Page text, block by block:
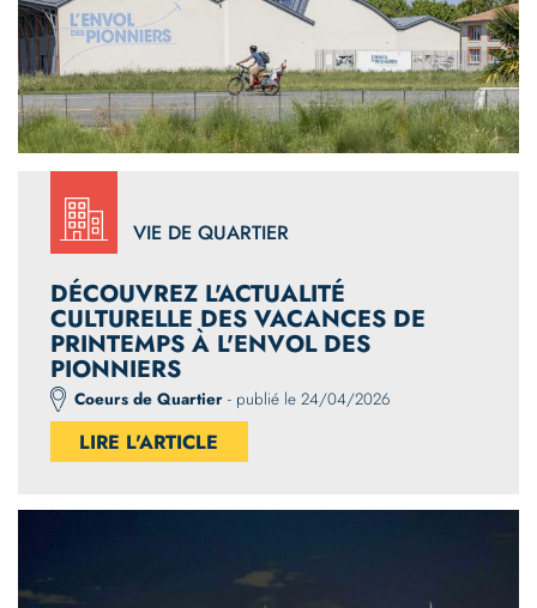
VIE DE QUARTIER
DÉCOUVREZ L'ACTUALITÉ
CULTURELLE DES VACANCES DE
PRINTEMPS À L'ENVOL DES
PIONNIERS
Coeurs de Quartier - publié le 24/04/2026
LIRE L'ARTICLE